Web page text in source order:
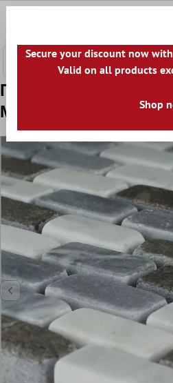
Πρότυπο από
Μάρμαρο Gironde Azul
Secure your discount now
Valid on all products
Shop